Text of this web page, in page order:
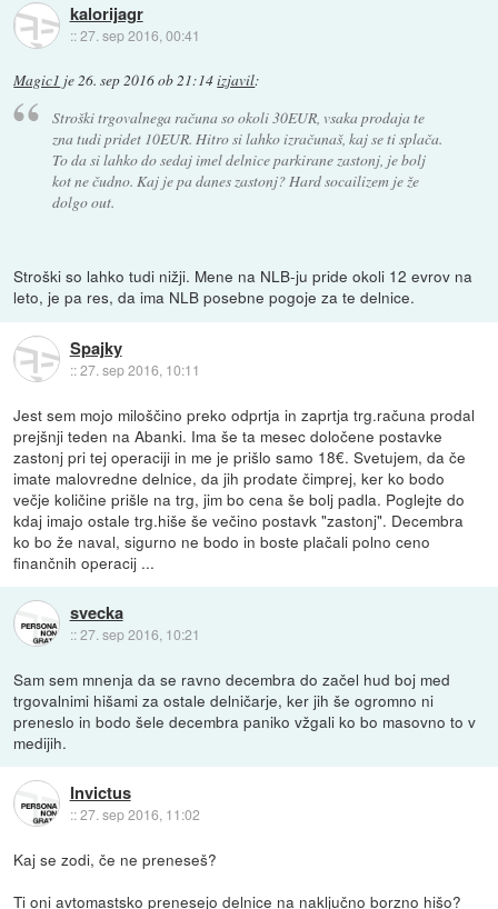
kalorijagr
::27. sep 2016, 00:41
Magic1 je26. sep 2016 ob 21:14izjavil:
Stroški trgovalnega računa so okoli 30EUR, vsaka prodaja te
zna tudi pridet 10EUR. Hitro si lahko izračunaš, kaj se ti splača.
To da si lahko do sedaj imel delnice parkirane zastonj, je bolj
kot ne čudno. Kaj je pa danes zastonj? Hard socailizem je že
dolgo out.
Stroški so lahko tudi nižji. Mene na NLB-ju pride okoli 12 evrov na
leto, je pa res, da ima NLB posebne pogoje za te delnice.
Spajky
::27. sep 2016, 10:11
Jest sem mojo miloščino preko odprtja in zaprtja trg.računa prodal
prejšnji teden na Abanki. Ima še ta mesec določene postavke
zastonj pri tej operaciji in me je prišlo samo 18€. Svetujem, da če
imate malovredne delnice, da jih prodate čimprej, ker ko bodo
večje količine prišle na trg, jim bo cena še bolj padla. Poglejte do
kdaj imajo ostale trg.hiše še večino postavk "zastonj". Decembra
ko bo že naval, sigurno ne bodo in boste plačali polno ceno
finančnih operacij ...
svecka
::27. sep 2016, 10:21
Sam sem mnenja da se ravno decembra do začel hud boj med
trgovalnimi hišami za ostale delničarje, ker jih še ogromno ni
preneslo in bodo šele decembra paniko vžgali ko bo masovno to v
medijih.
Invictus
::27. sep 2016, 11:02
Kaj se zodi, če ne preneseš?
Ti oni avtomastsko prenesejo delnice na naključno borzno hišo?